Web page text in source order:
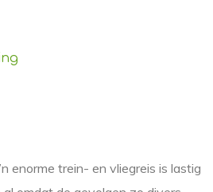
enorme trein- en vliegreis is lastig